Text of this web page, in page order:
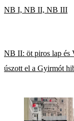
NB I, NB II, NB III
NB II: öt piros lap és
úszott el a Gyirmót